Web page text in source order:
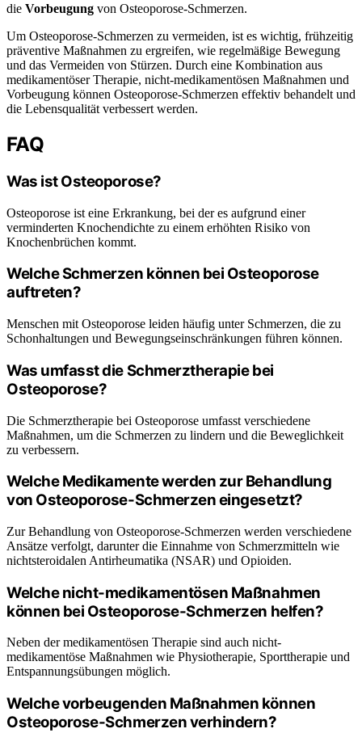
die Vorbeugung von Osteoporose-Schmerzen.
Um Osteoporose-Schmerzen zu vermeiden, ist es wichtig, frühzeitig
präventive Maßnahmen zu ergreifen, wie regelmäßige Bewegung
und das Vermeiden von Stürzen. Durch eine Kombination aus
medikamentöser Therapie, nicht-medikamentösen Maßnahmen und
Vorbeugung können Osteoporose-Schmerzen effektiv behandelt und
die Lebensqualität verbessert werden.
FAQ
Was ist Osteoporose?
Osteoporose ist eine Erkrankung, bei der es aufgrund einer
verminderten Knochendichte zu einem erhöhten Risiko von
Knochenbrüchen kommt.
Welche Schmerzen können bei Osteoporose
auftreten?
Menschen mit Osteoporose leiden häufig unter Schmerzen, die zu
Schonhaltungen und Bewegungseinschränkungen führen können.
Was umfasst die Schmerztherapie bei
Osteoporose?
Die Schmerztherapie bei Osteoporose umfasst verschiedene
Maßnahmen, um die Schmerzen zu lindern und die Beweglichkeit
zu verbessern.
Welche Medikamente werden zur Behandlung
von Osteoporose-Schmerzen eingesetzt?
Zur Behandlung von Osteoporose-Schmerzen werden verschiedene
Ansätze verfolgt, darunter die Einnahme von Schmerzmitteln wie
nichtsteroidalen Antirheumatika (NSAR) und Opioiden.
Welche nicht-medikamentösen Maßnahmen
können bei Osteoporose-Schmerzen helfen?
Neben der medikamentösen Therapie sind auch nicht-
medikamentöse Maßnahmen wie Physiotherapie, Sporttherapie und
Entspannungsübungen möglich.
Welche vorbeugenden Maßnahmen können
Osteoporose-Schmerzen verhindern?